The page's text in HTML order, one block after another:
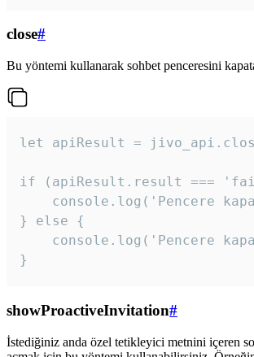
close#
Bu yöntemi kullanarak sohbet penceresini
let apiResult =
if (apiResult.result ===
console.log('Pencere
} else {
console.log('Pencere
}
showProactiveInvitation#
İstediğiniz anda özel tetikleyici metnini içeren